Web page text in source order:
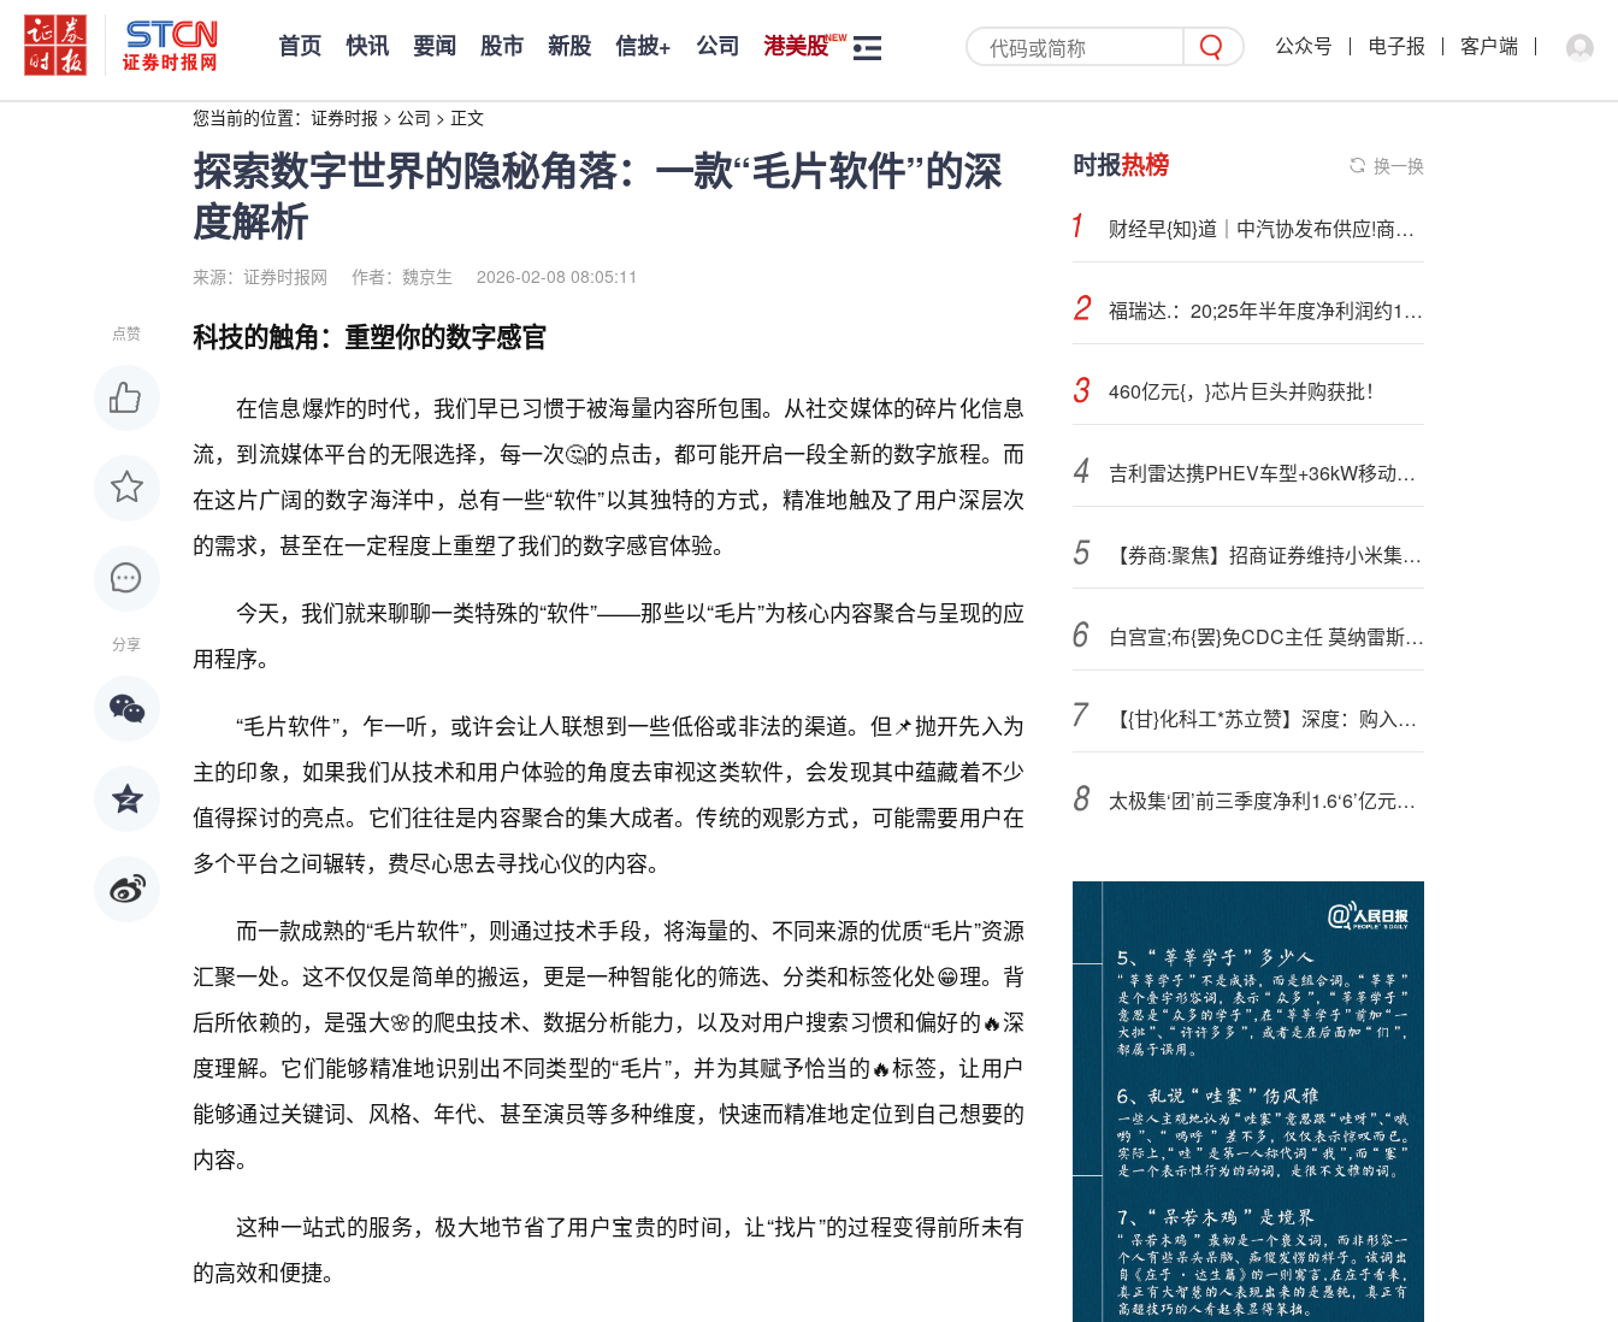
首页 快讯 要闻 股市 新股 信披+ 公司 港美股 公众号 电子报 客户端
您当前的位置： 证券时报 > 公司 > 正文
探索数字世界的隐秘角落：一款“毛片软件”的深
度解析
来源：证券时报网 作者：魏京生 2026-02-08 08:05:11
点赞
分享
科技的触角：重塑你的数字感官
在信息爆炸的时代，我们早已习惯于被海量内容所包围。从社交媒体的碎片化信息
流，到流媒体平台的无限选择，每一次🤔的点击，都可能开启一段全新的数字旅程。而
在这片广阔的数字海洋中，总有一些“软件”以其独特的方式，精准地触及了用户深层次
的需求，甚至在一定程度上重塑了我们的数字感官体验。
今天，我们就来聊聊一类特殊的“软件”——那些以“毛片”为核心内容聚合与呈现的应
用程序。
“毛片软件”，乍一听，或许会让人联想到一些低俗或非法的渠道。但📌抛开先入为
主的印象，如果我们从技术和用户体验的角度去审视这类软件，会发现其中蕴藏着不少
值得探讨的亮点。它们往往是内容聚合的集大成者。传统的观影方式，可能需要用户在
多个平台之间辗转，费尽心思去寻找心仪的内容。
而一款成熟的“毛片软件”，则通过技术手段，将海量的、不同来源的优质“毛片”资源
汇聚一处。这不仅仅是简单的搬运，更是一种智能化的筛选、分类和标签化处😁理。背
后所依赖的，是强大🌸的爬虫技术、数据分析能力，以及对用户搜索习惯和偏好的🔥深
度理解。它们能够精准地识别出不同类型的“毛片”，并为其赋予恰当的🔥标签，让用户
能够通过关键词、风格、年代、甚至演员等多种维度，快速而精准地定位到自己想要的
内容。
这种一站式的服务，极大地节省了用户宝贵的时间，让“找片”的过程变得前所未有
的高效和便捷。
时报热榜 换一换
财经早{知}道｜中汽协发布供应!商账款支付倡议 17家车企表态落实
福瑞达.：20;25年半年度净利润约1.08亿元，同比下降15.16%
460亿元{，}芯片巨头并购获批！
吉利雷达携PHEV车型+36kW移动?电站亮相，重构新能源皮卡生态
【券商:聚焦】招商证券维持小米集团(01810)“强烈推荐”评级 看好公司中长期市值上升空间
白宫宣;布{罢}免CDC主任 莫纳雷斯下台引发动荡
【{甘}化科工*苏立赞】深度：购入弹药核心资产，迎接装备放量大周期
太极集‘团’前三季度净利1.6‘6’亿元，同比下降69.56%